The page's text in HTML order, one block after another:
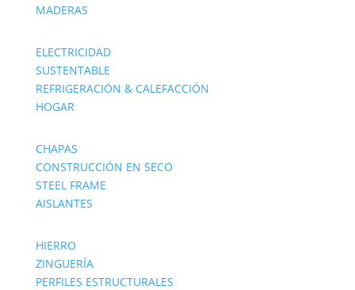
MADERAS
ELECTRICIDAD
SUSTENTABLE
REFRIGERACIÓN & CALEFACCIÓN
HOGAR
CHAPAS
CONSTRUCCIÓN EN SECO
STEEL FRAME
AISLANTES
HIERRO
ZINGUERÍA
PERFILES ESTRUCTURALES